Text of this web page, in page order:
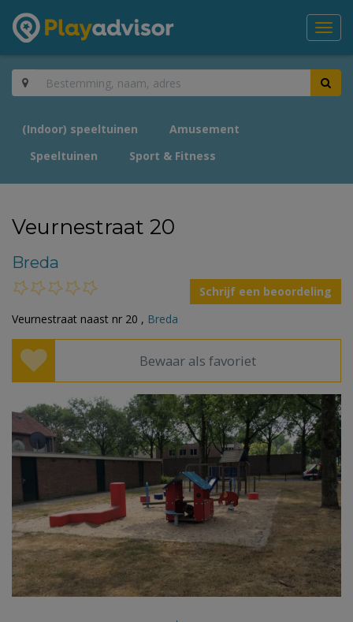
(Indoor) speeltuinen
Amusement
Speeltuinen
Sport & Fitness
Veurnestraat 20
Breda
Schrijf een beoordeling
Veurnestraat naast nr 20 , Breda
Bewaar als favoriet